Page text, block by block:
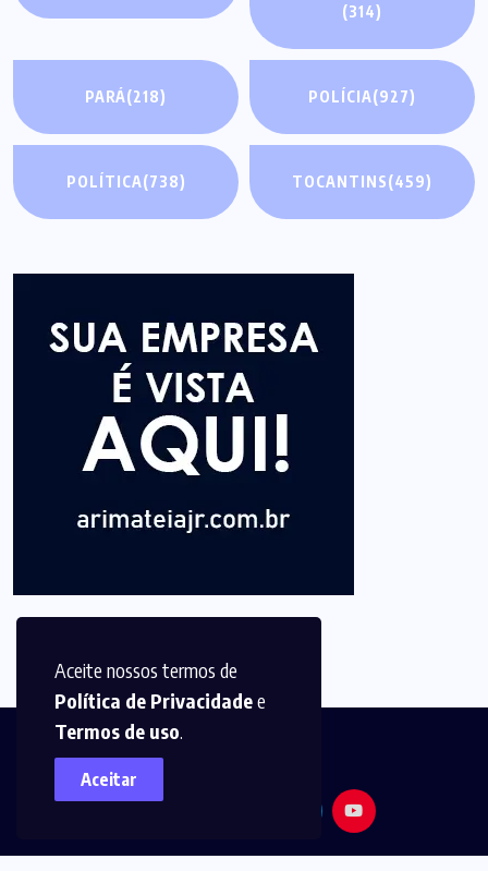
Aceite nossos termos de
Política de Privacidadee
Termos de uso.
Aceitar
(314)
PARÁ(218) POLÍCIA(927)
POLÍTICA(738) TOCANTINS(459)